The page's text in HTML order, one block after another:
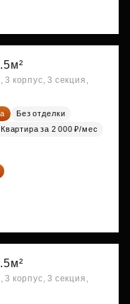
корпус, 3 секция,
Без отделки
Квартира за 2 000 ₽/мес
корпус, 3 секция,